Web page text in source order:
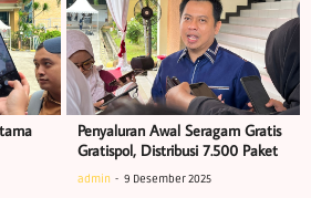
Penyaluran Awal Seragam Gratis
Gratispol, Distribusi 7.500 Paket
admin 9 Desember 2025